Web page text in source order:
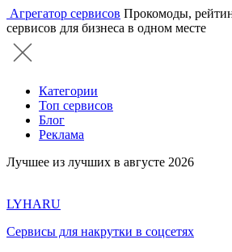
Агрегатор сервисов Прокомоды,
сервисов для бизнеса в одном месте
Категории
Топ сервисов
Блог
Реклама
Лучшее из лучших в августе 2026
LYHARU
Сервисы для накрутки в соцсетях